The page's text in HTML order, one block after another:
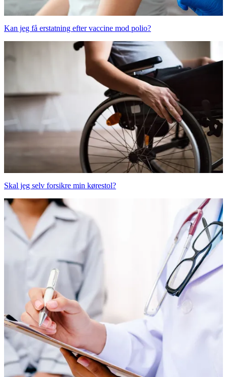
Kan jeg få erstatning efter vaccine mod polio?
Skal jeg selv forsikre min kørestol?